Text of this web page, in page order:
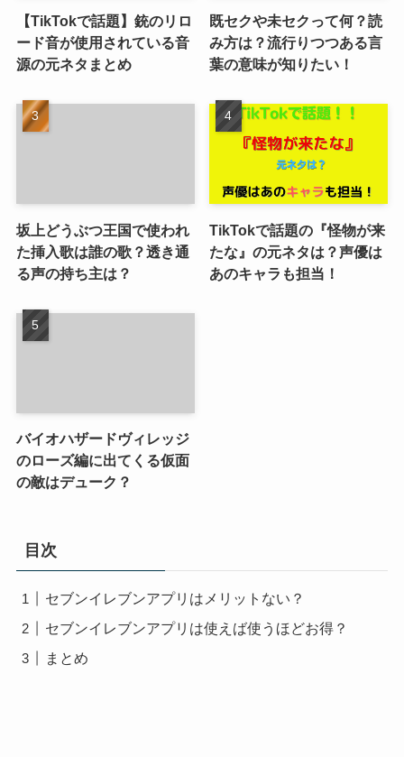
【TikTokで話題】銃のリロ
ード音が使用されている音
源の元ネタまとめ
既セクや未セクって何？読
み方は？流行りつつある言
葉の意味が知りたい！
坂上どうぶつ王国で使われ
た挿入歌は誰の歌？透き通
る声の持ち主は？
TikTokで話題の『怪物が来
たな』の元ネタは？声優は
あのキャラも担当！
バイオハザードヴィレッジ
のローズ編に出てくる仮面
の敵はデューク？
目次
セブンイレブンアプリはメリットない？
セブンイレブンアプリは使えば使うほどお得？
まとめ